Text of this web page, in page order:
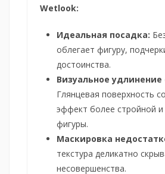
Wetlook:
Идеальная посадка:
облегает фигуру,
достоинства.
Визуальное удлинение
Глянцевая поверхность
эффект более стройной
фигуры.
Маскировка
текстура деликатно
несовершенства.